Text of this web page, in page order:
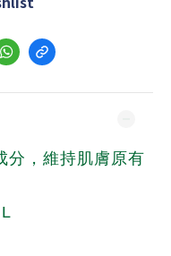
分，維持肌膚原有